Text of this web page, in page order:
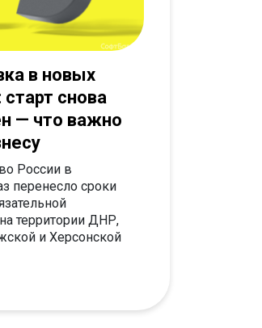
в новых
старт снова
— что важно
России в
перенесло сроки
территории ДНР,
и Херсонской